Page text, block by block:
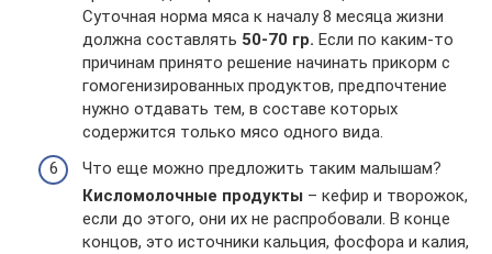
Суточная норма мяса к началу 8 месяца жизни
должна составлять 50-70 гр. Если по каким-то
причинам принято решение начинать прикорм с
гомогенизированных продуктов, предпочтение
нужно отдавать тем, в составе которых
содержится только мясо одного вида.
Что еще можно предложить таким малышам?
Кисломолочные продукты – кефир и творожок,
если до этого, они их не распробовали. В конце
концов, это источники кальция, фосфора и калия,